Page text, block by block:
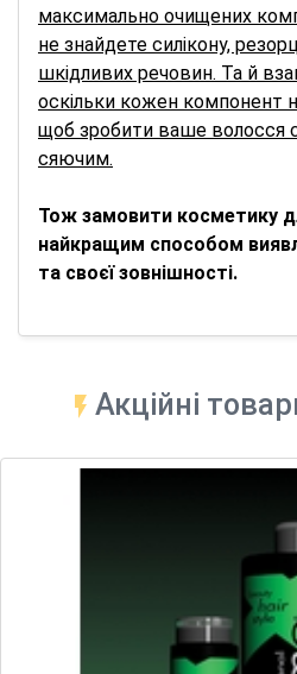
максимально очищених
не знайдете силікону,
шкідливих речовин. Та й
оскільки кожен компонент
щоб зробити ваше волосся
сяючим.
Тож замовити косметику
найкращим способом
та своєї зовнішності.
Акційні